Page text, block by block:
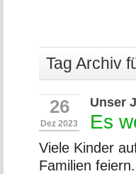
Tag Archiv
26
Dez 2023
Unser
Es
Viele Kinder
Familien